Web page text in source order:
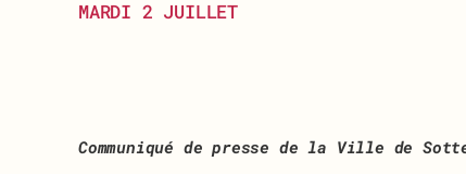
MARDI 2 JUILLET
Communiqué de presse de la Ville de